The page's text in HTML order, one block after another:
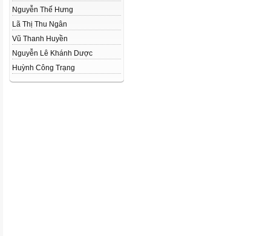
Nguyễn Thế Hưng
Lã Thị Thu Ngân
Vũ Thanh Huyền
Nguyễn Lê Khánh Dược
Huỳnh Công Trạng